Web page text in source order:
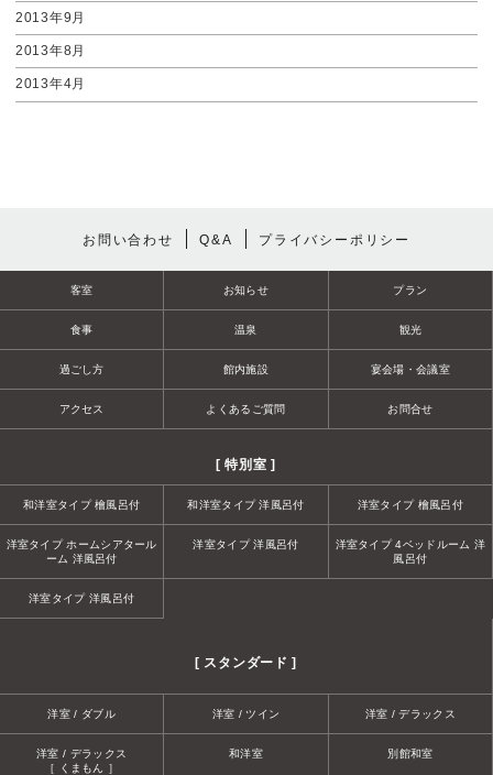
2013年9月
2013年8月
2013年4月
お問い合わせ Q&A プライバシーポリシー
客室 お知らせ プラン
食事 温泉 観光
過ごし方 館内施設 宴会場・会議室
アクセス よくあるご質問 お問合せ
[ 特別室 ]
和洋室タイプ 檜風呂付 和洋室タイプ 洋風呂付 洋室タイプ 檜風呂付
洋室タイプ ホームシアタール
ーム 洋風呂付
洋室タイプ 洋風呂付
洋室タイプ 4ベッドルーム 洋
風呂付
洋室タイプ 洋風呂付
[ スタンダード ]
洋室 / ダブル 洋室 / ツイン 洋室 / デラックス
洋室 / デラックス
［ くまもん ］
和洋室 別館和室